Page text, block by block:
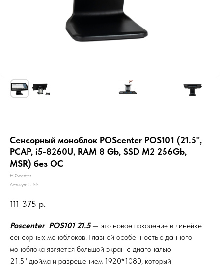
Сенсорный моноблок POScenter POS101 (21.5",
PCAP, i5-8260U, RAM 8 Gb, SSD M2 256Gb,
MSR) без ОС
POScenter
Артикул: 3155
111 375 р.
Poscenter POS101 21.5— это новое поколение в линейке
сенсорных моноблоков. Главной особенностью данного
моноблока является большой экран с диагональю
21.5" дюйма и разрешением 1920*1080, который